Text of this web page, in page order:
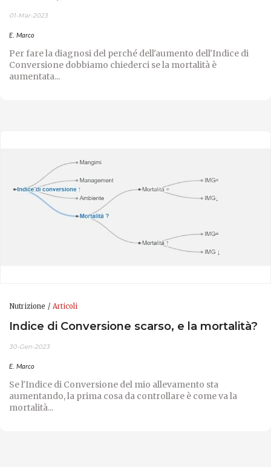
01-Mar-2023
E. Marco
Per fare la diagnosi del perché dell'aumento dell'Indice di
Conversione dobbiamo chiederci se la mortalità è
aumentata...
Nutrizione Articoli
Indice di Conversione scarso, e la mortalità?
30-Gen-2023
E. Marco
Se l'Indice di Conversione del mio allevamento sta
aumentando, la prima cosa da controllare è come va la
mortalità...